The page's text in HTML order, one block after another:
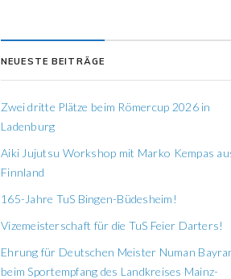
NEUESTE BEITRÄGE
Zwei dritte Plätze beim Römercup 2026 in
Ladenburg
Aiki Jujutsu Workshop mit Marko Kempas
Finnland
165-Jahre TuS Bingen-Büdesheim!
Vizemeisterschaft für die TuS Feier Darters!
Ehrung für Deutschen Meister Numan
beim Sportempfang des Landkreises Mainz-